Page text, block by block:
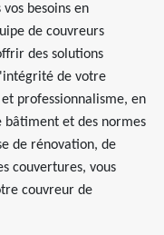
besoins en
de couvreurs
des solutions
de votre
professionnalisme, en
bâtiment et des normes
de rénovation, de
couvertures, vous
couvreur de